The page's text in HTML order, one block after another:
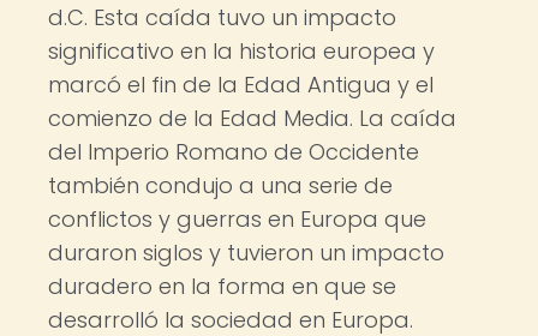
d.C. Esta caída tuvo un impacto
significativo en la historia europea y
marcó el fin de la Edad Antigua y el
comienzo de la Edad Media. La caída
del Imperio Romano de Occidente
también condujo a una serie de
conflictos y guerras en Europa que
duraron siglos y tuvieron un impacto
duradero en la forma en que se
desarrolló la sociedad en Europa.